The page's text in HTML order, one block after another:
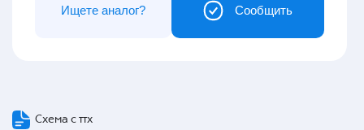
Сообщить
Ищете аналог?
Схема с ттх